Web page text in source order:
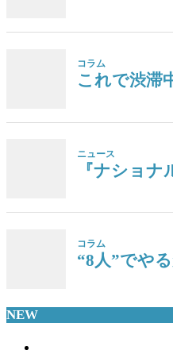
コラム
これで渋滞
ニュース
『ナショ
コラム
“8人”でや
NEW